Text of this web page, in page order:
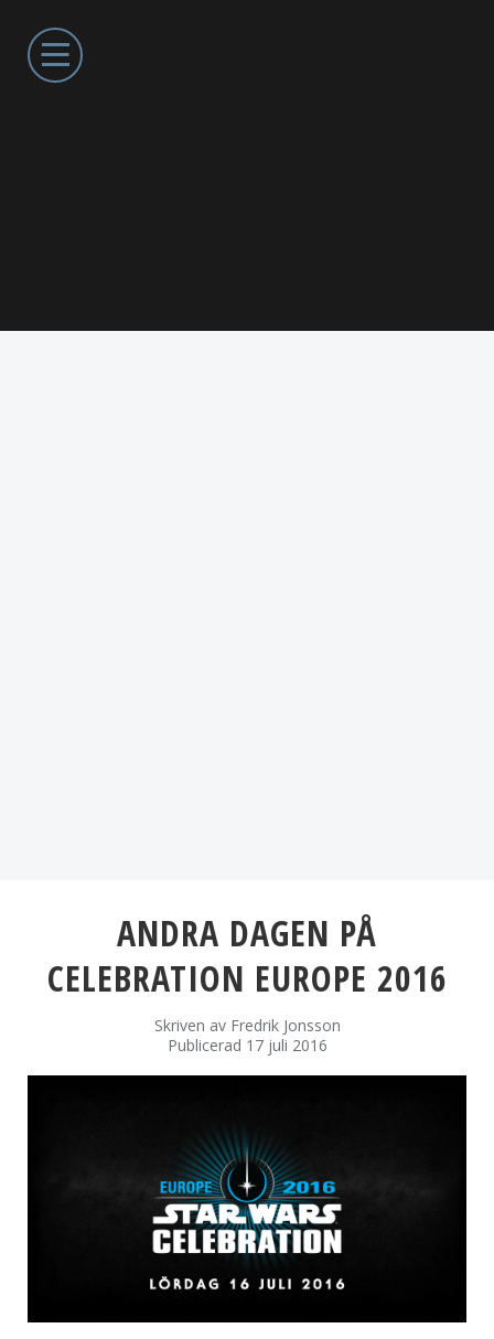
ANDRA DAGEN PÅ
CELEBRATION EUROPE 2016
Skriven av Fredrik Jonsson
Publicerad 17 juli 2016